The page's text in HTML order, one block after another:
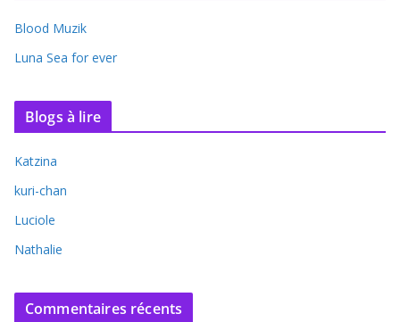
Blood Muzik
Luna Sea for ever
Blogs à lire
Katzina
kuri-chan
Luciole
Nathalie
Commentaires récents